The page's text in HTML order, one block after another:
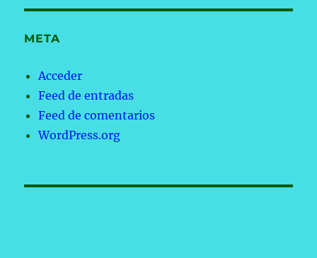
META
Acceder
Feed de entradas
Feed de comentarios
WordPress.org